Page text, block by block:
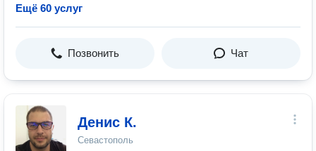
Ещё 60 услуг
Позвонить Чат
Денис К.
Севастополь